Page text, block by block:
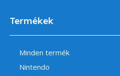
Termékek
Minden termék
Nintendo